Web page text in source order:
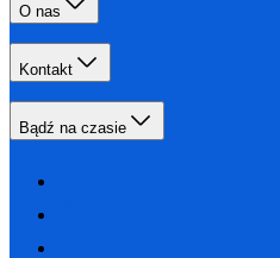
O nas
Kontakt
Bądź na czasie